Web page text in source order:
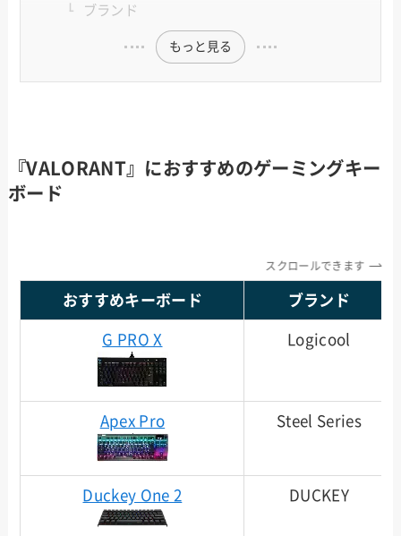
ブランド
もっと見る
『VALORANT』におすすめのゲーミングキー
ボード
スクロールできます
おすすめキーボード ブランド
G PRO X Logicool
Apex Pro Steel Series
Duckey One 2 DUCKEY